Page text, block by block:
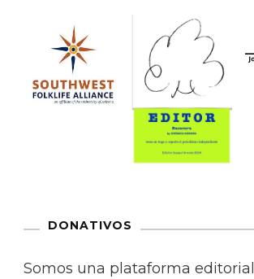
DONATIVOS
Somos una plataforma editorial